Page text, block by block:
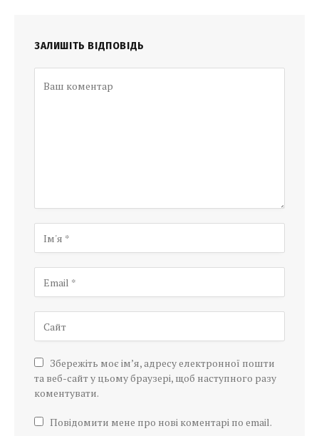
ЗАЛИШІТЬ ВІДПОВІДЬ
Збережіть моє ім’я, адресу електронної пошти
та веб-сайт у цьому браузері, щоб наступного разу
коментувати.
Повідомити мене про нові коментарі по email.